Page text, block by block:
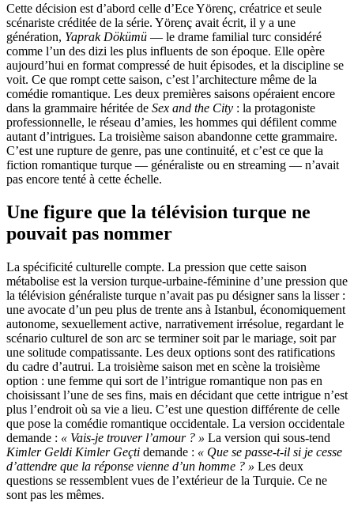
Cette décision est d’abord celle d’Ece Yörenç, créatrice et seule
scénariste créditée de la série. Yörenç avait écrit, il y a une
génération, Yaprak Dökümü — le drame familial turc considéré
comme l’un des dizi les plus influents de son époque. Elle opère
aujourd’hui en format compressé de huit épisodes, et la discipline se
voit. Ce que rompt cette saison, c’est l’architecture même de la
comédie romantique. Les deux premières saisons opéraient encore
dans la grammaire héritée de Sex and the City : la protagoniste
professionnelle, le réseau d’amies, les hommes qui défilent comme
autant d’intrigues. La troisième saison abandonne cette grammaire.
C’est une rupture de genre, pas une continuité, et c’est ce que la
fiction romantique turque — généraliste ou en streaming — n’avait
pas encore tenté à cette échelle.
Une figure que la télévision turque ne
pouvait pas nommer
La spécificité culturelle compte. La pression que cette saison
métabolise est la version turque-urbaine-féminine d’une pression que
la télévision généraliste turque n’avait pas pu désigner sans la lisser :
une avocate d’un peu plus de trente ans à Istanbul, économiquement
autonome, sexuellement active, narrativement irrésolue, regardant le
scénario culturel de son arc se terminer soit par le mariage, soit par
une solitude compatissante. Les deux options sont des ratifications
du cadre d’autrui. La troisième saison met en scène la troisième
option : une femme qui sort de l’intrigue romantique non pas en
choisissant l’une de ses fins, mais en décidant que cette intrigue n’est
plus l’endroit où sa vie a lieu. C’est une question différente de celle
que pose la comédie romantique occidentale. La version occidentale
demande : « Vais-je trouver l’amour ? » La version qui sous-tend
Kimler Geldi Kimler Geçti demande : « Que se passe-t-il si je cesse
d’attendre que la réponse vienne d’un homme ? » Les deux
questions se ressemblent vues de l’extérieur de la Turquie. Ce ne
sont pas les mêmes.